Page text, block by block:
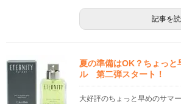
記事を
夏の準備はOK？ちょっと
ル 第二弾スタート！
大好評のちょっと早めのサマ